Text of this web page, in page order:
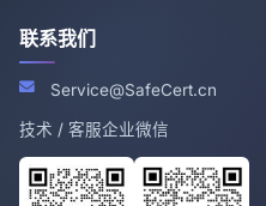
联系我们
Service@SafeCert.cn
技术 / 客服企业微信